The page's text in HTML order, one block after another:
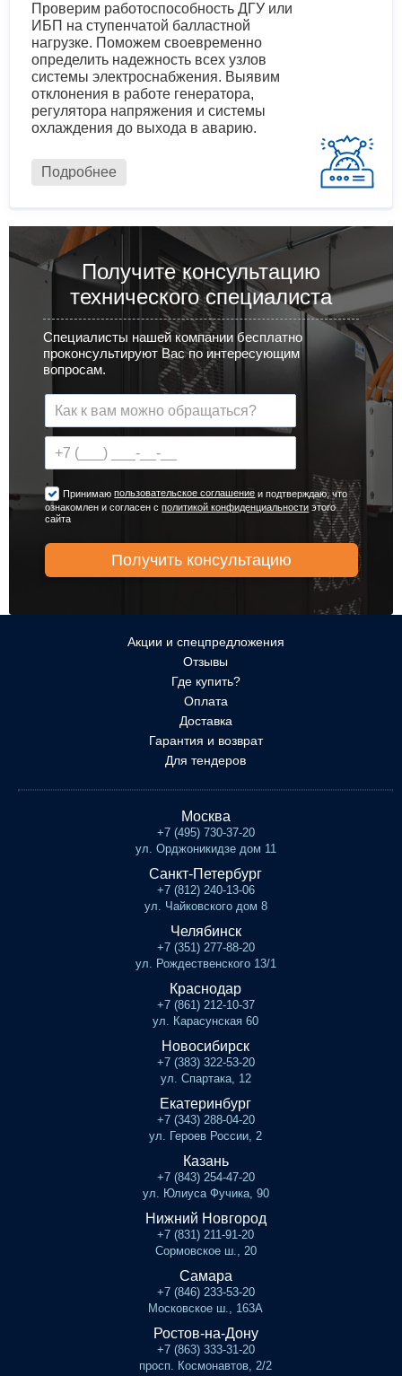
Проверим работоспособность ДГУ или
ИБП на ступенчатой балластной
нагрузке. Поможем своевременно
определить надежность всех узлов
системы электроснабжения. Выявим
отклонения в работе генератора,
регулятора напряжения и системы
охлаждения до выхода в аварию.
Подробнее
Получите консультацию
технического специалиста
Специалисты нашей компании бесплатно
проконсультируют Вас по интересующим
вопросам.
Принимаюпользовательское соглашение и подтверждаю, что
ознакомлен и согласен сполитикой конфиденциальности этого
сайта
Акции и спецпредложения
Отзывы
Где купить?
Оплата
Доставка
Гарантия и возврат
Для тендеров
Москва
+7 (495) 730-37-20
ул. Орджоникидзе дом 11
Санкт-Петербург
+7 (812) 240-13-06
ул. Чайковского дом 8
Челябинск
+7 (351) 277-88-20
ул. Рождественского 13/1
Краснодар
+7 (861) 212-10-37
ул. Карасунская 60
Новосибирск
+7 (383) 322-53-20
ул. Спартака, 12
Екатеринбург
+7 (343) 288-04-20
ул. Героев России, 2
Казань
+7 (843) 254-47-20
ул. Юлиуса Фучика, 90
Нижний Новгород
+7 (831) 211-91-20
Сормовское ш., 20
Самара
+7 (846) 233-53-20
Московское ш., 163А
Ростов-на-Дону
+7 (863) 333-31-20
просп. Космонавтов, 2/2